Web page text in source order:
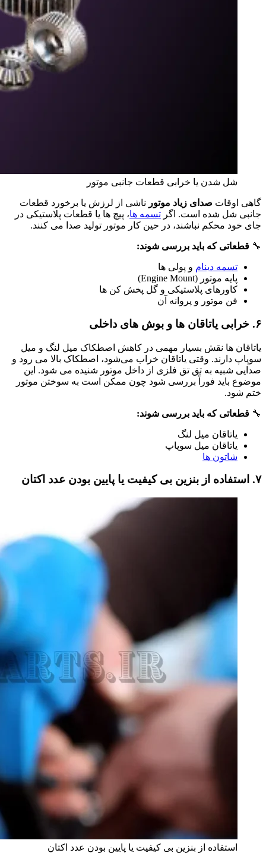
شل شدن یا خرابی قطعات جانبی موتور
گاهی اوقات صدای زیاد موتور ناشی از لرزش یا برخورد قطعات
جانبی شل‌ شده است. اگر تسمه‌ ها، پیچ‌ ها یا قطعات پلاستیکی در
جای خود محکم نباشند، در حین کار موتور تولید صدا می‌ کنند.
🔧 قطعاتی که باید بررسی شوند:
تسمه دینام و پولی‌ ها
پایه موتور (Engine Mount)
کاورهای پلاستیکی و گل‌ پخش‌ کن‌ ها
فن موتور و پروانه آن
۶. خرابی یاتاقان‌ ها و بوش‌ های داخلی
یاتاقان‌ ها نقش بسیار مهمی در کاهش اصطکاک میل‌ لنگ و میل‌
سوپاپ دارند. وقتی یاتاقان خراب می‌شود، اصطکاک بالا می‌ رود و
صدایی شبیه به تق‌ تق فلزی از داخل موتور شنیده می‌ شود. این
موضوع باید فوراً بررسی شود چون ممکن است به سوختن موتور
ختم شود.
🔧 قطعاتی که باید بررسی شوند:
یاتاقان میل‌ لنگ
یاتاقان میل‌ سوپاپ
شاتون‌ ها
۷. استفاده از بنزین بی‌ کیفیت یا پایین بودن عدد اکتان
استفاده از بنزین بی‌ کیفیت یا پایین بودن عدد اکتان